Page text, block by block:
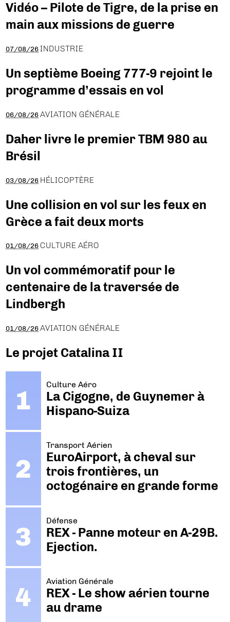
Vidéo – Pilote de Tigre, de la prise en
main aux missions de guerre
07/08/26 INDUSTRIE
Un septième Boeing 777-9 rejoint le
programme d’essais en vol
06/08/26 AVIATION GÉNÉRALE
Daher livre le premier TBM 980 au
Brésil
03/08/26 HÉLICOPTÈRE
Une collision en vol sur les feux en
Grèce a fait deux morts
01/08/26 CULTURE AÉRO
Un vol commémoratif pour le
centenaire de la traversée de
Lindbergh
01/08/26 AVIATION GÉNÉRALE
Le projet Catalina II
Culture Aéro
La Cigogne, de Guynemer à
Hispano-Suiza
Transport Aérien
EuroAirport, à cheval sur
trois frontières, un
octogénaire en grande forme
Défense
REX - Panne moteur en A-29B.
Ejection.
Aviation Générale
REX - Le show aérien tourne
au drame